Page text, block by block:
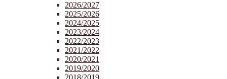
2026/2027
2025/2026
2024/2025
2023/2024
2022/2023
2021/2022
2020/2021
2019/2020
2018/2019